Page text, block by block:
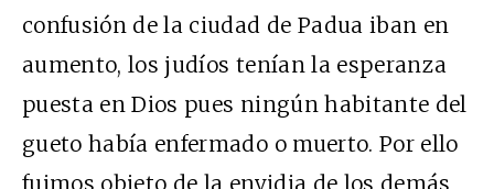
confusión de la ciudad de Padua iban en
aumento, los judíos tenían la esperanza
puesta en Dios pues ningún habitante del
gueto había enfermado o muerto. Por ello
fuimos objeto de la envidia de los demás